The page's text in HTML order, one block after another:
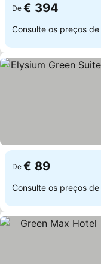
De € 394
Consulte os preços de
De € 89
Consulte os preços de